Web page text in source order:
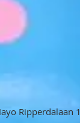
Ripperdalaan